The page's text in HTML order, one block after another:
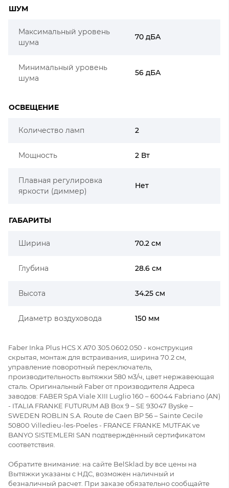
ШУМ
Максимальный уровень
шума
70 дБА
Минимальный уровень
шума
56 дБА
ОСВЕЩЕНИЕ
Количество ламп 2
Мощность 2 Вт
Плавная регулировка
яркости (диммер)
Нет
ГАБАРИТЫ
Ширина 70.2 см
Глубина 28.6 см
Высота 34.25 см
Диаметр воздуховода 150 мм
Faber Inka Plus HCS X A70 305.0602.050 - конструкция
скрытая, монтаж для встраивания, ширина 70.2 см,
управление поворотный переключатель,
производительность вытяжки 580 м3/ч, цвет нержавеющая
сталь. Оригинальный Faber от производителя Адреса
заводов: FABER SpA Viale XIII Luglio 160 – 60044 Fabriano (AN)
- ITALIA FRANKE FUTURUM AB Box 9 – SE 93047 Byske –
SWEDEN ROBLIN S.A. Route de Caen BP 56 – Sainte Cecile
50800 Villedieu-les-Poeles - FRANCE FRANKE MUTFAK ve
BANYO SISTEMLERI SAN подтверждённый сертификатом
соответствия.
Обратите внимание: на сайте BelSklad.by все цены на
Вытяжки указаны с НДС, возможен наличный и
безналичный расчет. При заказе обязательно сообщайте